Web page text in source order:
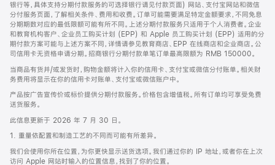
银行等，具体支持分期付款服务的可选择银行请见付款页面) 网站、支付宝网站和微信
分付服务页面，了解相关条件、费用和收费。订单可能需要满足特定金额要求，不同免息
分期期数对应的最低限额可能有所不同。上述分期付款服务只适用于个人消费者。企业
和教育机构客户、企业员工购买计划 (EPP) 和 Apple 员工购买计划 (EPP) 适用的分
期付款方案可能与上述方案不同，详情请参见教育商店、EPP 在线商店和企业商店。公
司信用卡无资格申请分期。招商银行分期付款单笔订单最高限额为 RMB 150000。
当商品有货并/或发货时，购物金额将计入你的信用卡、支付宝或微信分付账单。相关财
务费用将显示在你的信用卡对账单、支付宝或微信账户中。
产品按广告宣传价或标价提供分期付款服务。价格包含增值税。所有订单均可享受免费
送货服务。
此信息更新于 2026 年 7 月 30 日。
1. 重量依配置和制造工艺的不同而可能有所差异。
我们会使用你所在位置，为你更快显示送货选项。我们通过你的 IP 地址，或者你在上次
访问 Apple 网站时输入的位置信息，找到了你的位置。